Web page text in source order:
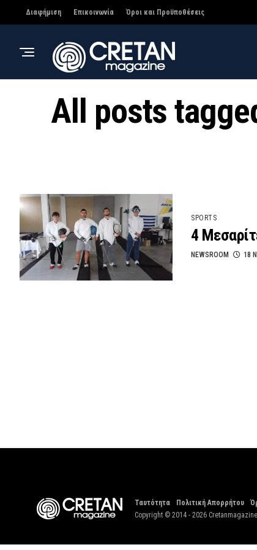
Διαφήμιση Επικοινωνία Όροι και Προϋποθέσεις
All posts
SPORTS
4
NEWSROOM 18
Ταυτότητα Πολιτική Απορρήτου
Copyright © 2014 - 2026